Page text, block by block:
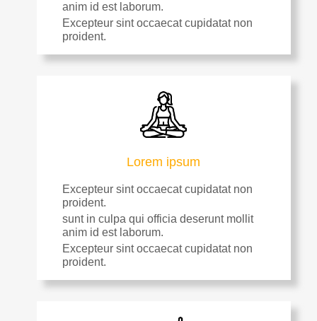
anim id est laborum.
Excepteur sint occaecat cupidatat non
proident.
Lorem ipsum
Excepteur sint occaecat cupidatat non
proident.
sunt in culpa qui officia deserunt mollit
anim id est laborum.
Excepteur sint occaecat cupidatat non
proident.